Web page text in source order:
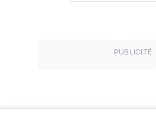
PUBLICITÉ